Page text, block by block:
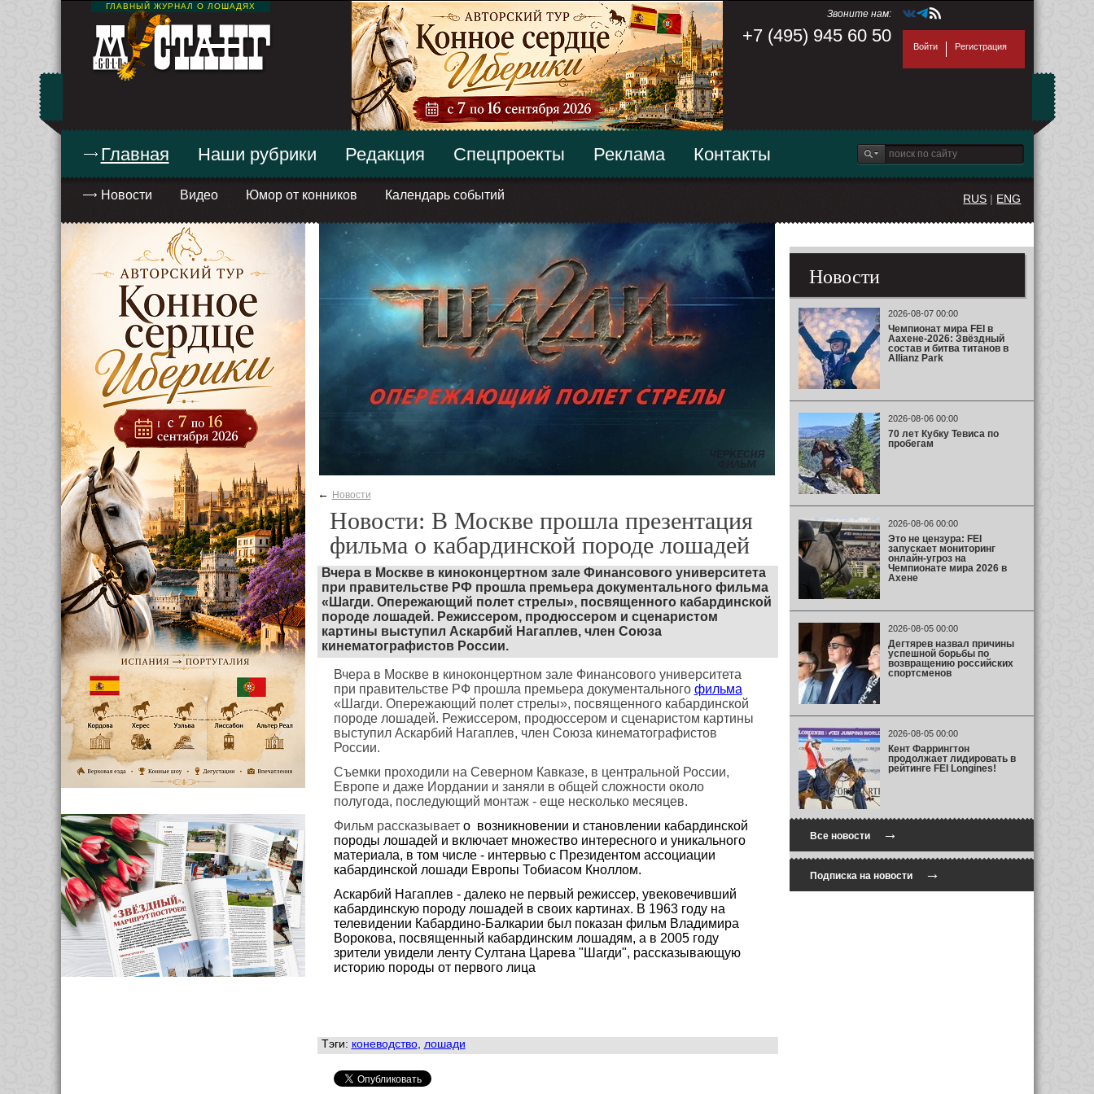
ГЛАВНЫЙ ЖУРНАЛ О ЛОШАДЯХ
Звоните нам:
+7 (495) 945 60 50
Войти Регистрация
Главная
Новости Видео Юмор от конников Календарь событий
Наши рубрики Редакция Спецпроекты Реклама Контакты
RUS | ENG
← Новости
Новости: В Москве прошла презентация
фильма о кабардинской породе лошадей
Вчера в Москве в киноконцертном зале Финансового университета
при правительстве РФ прошла премьера документального фильма
«Шагди. Опережающий полет стрелы», посвященного кабардинской
породе лошадей. Режиссером, продюссером и сценаристом
картины выступил Аскарбий Нагаплев, член Союза
кинематографистов России.
Вчера в Москве в киноконцертном зале Финансового университета
при правительстве РФ прошла премьера документального фильма
«Шагди. Опережающий полет стрелы», посвященного кабардинской
породе лошадей. Режиссером, продюссером и сценаристом картины
выступил Аскарбий Нагаплев, член Союза кинематографистов
России.
Съемки проходили на Северном Кавказе, в центральной России,
Европе и даже Иордании и заняли в общей сложности около
полугода, последующий монтаж - еще несколько месяцев.
Фильм рассказываето возникновении и становлении кабардинской
породы лошадей и включает множество интересного и уникального
материала, в том числе - интервью с Президентом ассоциации
кабардинской лошади Европы Тобиасом Кноллом.
Аскарбий Нагаплев - далеко не первый режиссер, увековечивший
кабардинскую породу лошадей в своих картинах. В 1963 году на
телевидении Кабардино-Балкарии был показан фильм Владимира
Ворокова, посвященный кабардинским лошадям, а в 2005 году
зрители увидели ленту Султана Царева "Шагди", рассказывающую
историю породы от первого лица
Тэги: коневодство, лошади
Новости
2026-08-07 00:00
Чемпионат мира FEI в
Аахене-2026: Звёздный
состав и битва титанов в
Allianz Park
2026-08-06 00:00
70 лет Кубку Тевиса по
пробегам
2026-08-06 00:00
Это не цензура: FEI
запускает мониторинг
онлайн-угроз на
Чемпионате мира 2026 в
Ахене
2026-08-05 00:00
Дегтярев назвал причины
успешной борьбы по
возвращению российских
спортсменов
2026-08-05 00:00
Кент Фаррингтон
продолжает лидировать в
рейтинге FEI Longines!
Все новости→
Подписка на новости→